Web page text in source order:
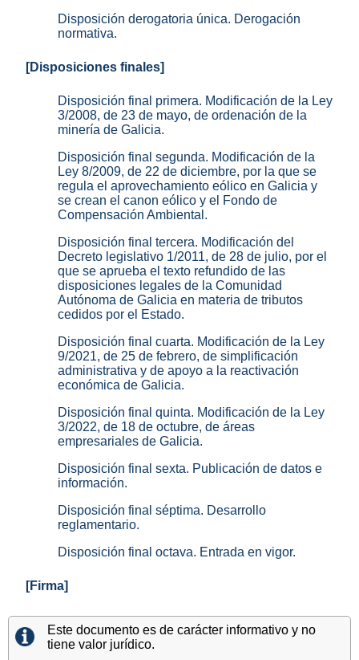
Disposición derogatoria única. Derogación
normativa.
[Disposiciones finales]
Disposición final primera. Modificación de la Ley
3/2008, de 23 de mayo, de ordenación de la
minería de Galicia.
Disposición final segunda. Modificación de la
Ley 8/2009, de 22 de diciembre, por la que se
regula el aprovechamiento eólico en Galicia y
se crean el canon eólico y el Fondo de
Compensación Ambiental.
Disposición final tercera. Modificación del
Decreto legislativo 1/2011, de 28 de julio, por el
que se aprueba el texto refundido de las
disposiciones legales de la Comunidad
Autónoma de Galicia en materia de tributos
cedidos por el Estado.
Disposición final cuarta. Modificación de la Ley
9/2021, de 25 de febrero, de simplificación
administrativa y de apoyo a la reactivación
económica de Galicia.
Disposición final quinta. Modificación de la Ley
3/2022, de 18 de octubre, de áreas
empresariales de Galicia.
Disposición final sexta. Publicación de datos e
información.
Disposición final séptima. Desarrollo
reglamentario.
Disposición final octava. Entrada en vigor.
[Firma]
Este documento es de carácter informativo y no
tiene valor jurídico.